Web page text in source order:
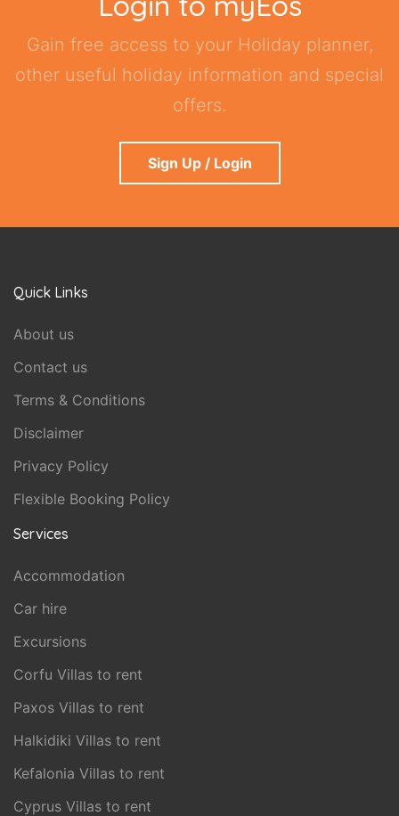
Gain free access to your Holiday planner,
other useful holiday information and special
offers.
Sign Up / Login
Quick Links
About us
Contact us
Terms & Conditions
Disclaimer
Privacy Policy
Flexible Booking Policy
Services
Accommodation
Car hire
Excursions
Corfu Villas to rent
Paxos Villas to rent
Halkidiki Villas to rent
Kefalonia Villas to rent
Cyprus Villas to rent